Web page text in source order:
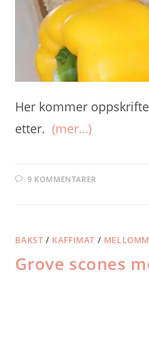
Her kommer
etter.(mer…)
9 KOMMENTARER
BAKST / KAFFIMAT /
Grove scones